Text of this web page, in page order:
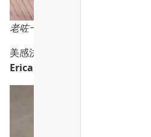
老咗一樣咁有有型，真正的grow
美感決不是創業條件， 美感只是
Erica Yuen